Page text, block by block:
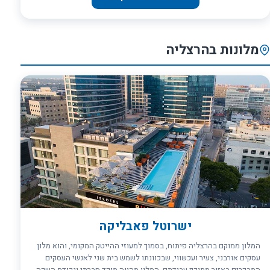
המדברי, ומאפשר מנוחה בפינות רביצה שקטות, והירגעות באואזיס שופע
אותם הרוח ולובי בעל תקרה גבוהה המכניסה פנימה אור טבעי, ובחללים
עוצבו משרביות אותנטיות, שטיחים צבעוניים לרביצה, ובדים אווריריים
המתאימים לאקלים המדברי. מלון קדמא, ממקום על דרך הבשמים
ההיסטורית,&nbsp; זהו מיקום אידאלי ליציאה לטיולים בעקבות
ההיסטוריה העשירה של המקום, כמו גם לשלל מסלולי טיול ואטרקציות
מדבריות בסביבה: טרקטורונים, טיולי ג&#39;יפים, תצפית כוכבים, רכיבה
על גמלים, אופני שטח ועוד. במלון תמצאו גם מסעדה מדברית-אותנטית,
ספא עם חמאם תורכי ובריכה מחוממת, חדר כושר ופינות מנוחה כשחוזרים
משלל הפעילויות.
מלונות בהרצליה
ישרוטל פאבליקה
המלון ממוקם בהרצליה פיתוח, בסמוך למעוזי ההייטק המקומי, והוא מלון
עסקים אורבני, צעיר ועכשווי, שבכוונתו לשמש בית שני לאנשי העסקים